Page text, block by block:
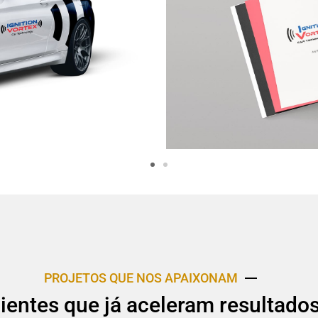
PROJETOS QUE NOS APAIXONAM
que já aceleram